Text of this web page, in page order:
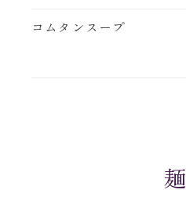
コムタンスープ
麺